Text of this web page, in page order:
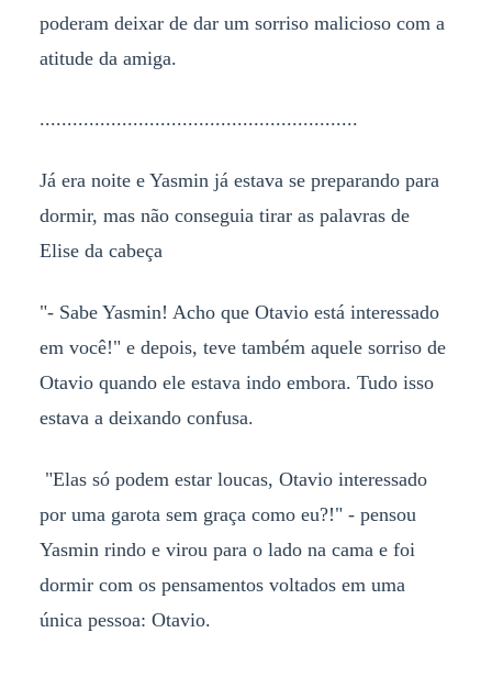
poderam deixar de dar um sorriso malicioso com a
atitude da amiga.
..........................................................
Já era noite e Yasmin já estava se preparando para
dormir, mas não conseguia tirar as palavras de
Elise da cabeça
"- Sabe Yasmin! Acho que Otavio está interessado
em você!" e depois, teve também aquele sorriso de
Otavio quando ele estava indo embora. Tudo isso
estava a deixando confusa.
"Elas só podem estar loucas, Otavio interessado
por uma garota sem graça como eu?!" - pensou
Yasmin rindo e virou para o lado na cama e foi
dormir com os pensamentos voltados em uma
única pessoa: Otavio.